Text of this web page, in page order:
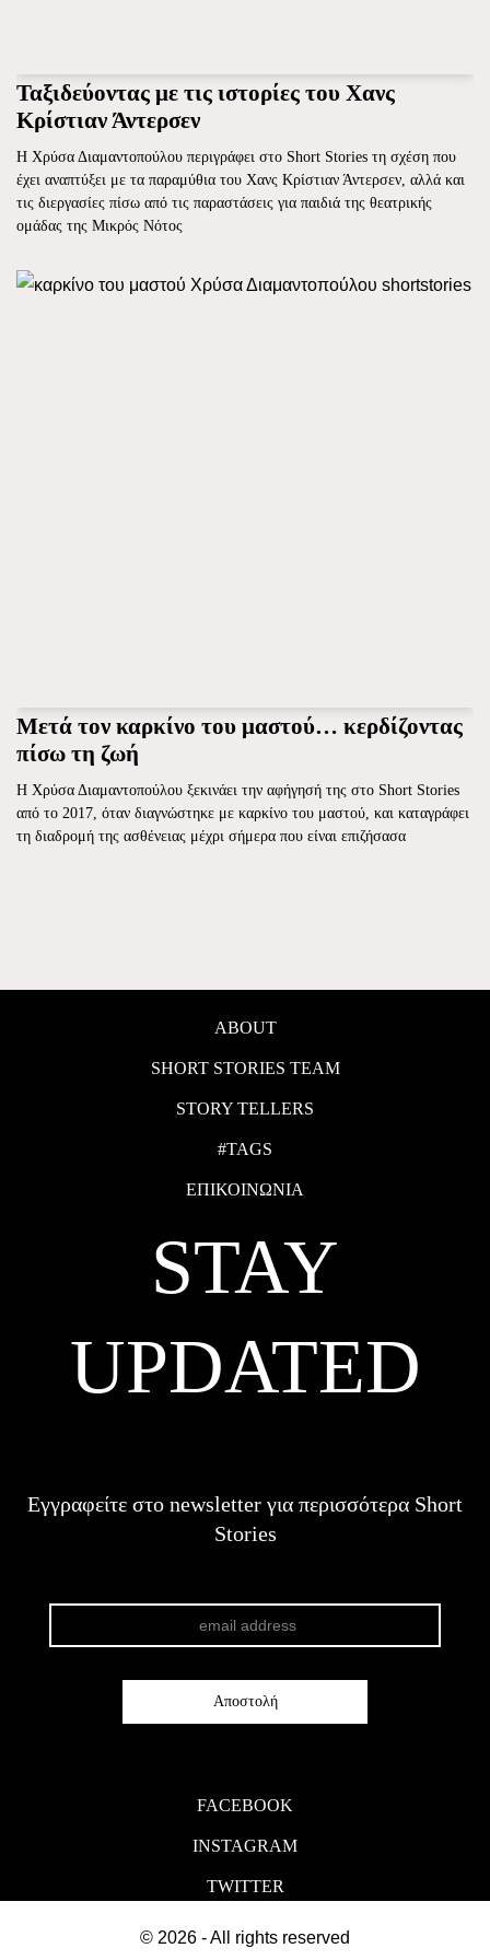
Ταξιδεύοντας με τις ιστορίες του Χανς
Κρίστιαν Άντερσεν
Η Χρύσα Διαμαντοπούλου περιγράφει στο Short Stories τη σχέση που
έχει αναπτύξει με τα παραμύθια του Χανς Κρίστιαν Άντερσεν, αλλά και
τις διεργασίες πίσω από τις παραστάσεις για παιδιά της θεατρικής
ομάδας της Μικρός Νότος
Μετά τον καρκίνο του μαστού… κερδίζοντας
πίσω τη ζωή
Η Χρύσα Διαμαντοπούλου ξεκινάει την αφήγησή της στο Short Stories
από το 2017, όταν διαγνώστηκε με καρκίνο του μαστού, και καταγράφει
τη διαδρομή της ασθένειας μέχρι σήμερα που είναι επιζήσασα
ABOUT
SHORT STORIES TEAM
STORY TELLERS
#TAGS
ΕΠΙΚΟΙΝΩΝΙΑ
STAY
UPDATED
Εγγραφείτε στο newsletter για περισσότερα Short
Stories
FACEBOOK
INSTAGRAM
TWITTER
© 2026 - All rights reserved